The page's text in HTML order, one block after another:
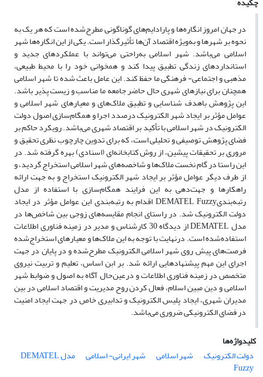
در جهان امروز انگاره‌ها و پارادایم‌های گوناگونی مطرح‌شده است که هر یک به
نحوه بر شهرها و به‌ویژه اقتصاد آن‌ها تأثیرگذار است. یکی از این انگاره‌ها شهر
اسلامی می‌باشد.­ شهر اسلامی به‌راحتی می‌تواند با عملکردهای جدید و
استانداردهای زندگی تطبیق پیدا کند و همخوانی خود را با محیط طبیعی،
مذهبی و اجتماعی- فرهنگی ما حفظ کند. این عامل باعث شده تا شهر اسلامی
همچنان برای نیازهای شهری حال حاضر جامعه ما مناسب و زیست پذیر باشد.
این پژوهش باهدف شناسایی و تطبیق ملاک‌های و معیارهای شهر اسلامی و
عوامل مؤثر بر ایجاد شهر الکترونیک درصدد اجرا و همگام‌سازی اصول دولت
الکترونیک در شهر اسلامی با تأکید بر اقتصاد شهری می‌باشد. رویکرد حاکم بر
فضای پژوهش توصیفی و تحلیلی است، که برای تدوین چارچوب نظری تحقیق و
مروری بر تحقیقات پیشین، از روش کتابخانه‌ای (اسنادی) بهره گرفته شد. در
این راستا در گام نخست ملاک‌ها و شاخصه‌های شهر اسلامی استخراج گردید، و
از طرف دیگر عوامل مؤثر بر ایجاد شهر الکترونیک استخراج و به جهت ارائه
راهکارها و جهت‌دهی به این فرایند همگام‌سازی با استفاده از مدل
رتبه‌بندیDEMATEL Fuzzy اقدام به رتبه‌بندی این عوامل مؤثر در ایجاد
دولت الکترونیک شد. در راستای انجام مقایسه‌های زوجی بین شاخص‌ها در
مدل DEMATEL از دیدگاه 30 کارشناس و مدیر در زمینه فناوری اطلاعات
استفاده‌شده است. درنهایت با توجه به این ملاک‌ها و معیارهای استخراج‌شده
فرصت‌های پیش روی شهر اسلامی الکترونیک مطرح‌شده و در پایان در جهت
اجرای این مهم پیشنهادهایی ارائه شد. بر ابن اساس، تعلیم و تربیت نیروی
متخصص در زمینه فناوری اطلاعات و درعین‌حال آگاه به اصول و ضوابط شهر
اسلامی و دین مبین اسلام، فعال کردن روح مدیریت و اقتصاد اسلامی در بین
مدیران شهری، ایجاد پلیس الکترونیک و تدابیری خاص در جهت ایجاد امنیت
در فضای الکترونیکی ضروری می‌باشد.
کلیدواژه‌ها
دولت الکترونیک
شهر اسلامی شهر ایرانی- اسلامی مدل DEMATEL
Fuzzy